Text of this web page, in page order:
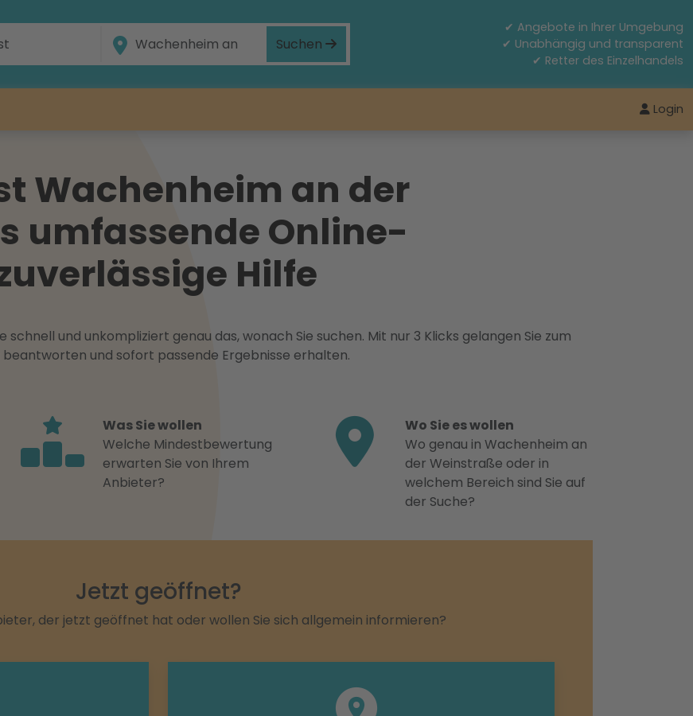
Suchen
✔ Angebote in Ihrer Umgebung
✔ Unabhängig und transparent
✔ Retter des Einzelhandels
Login
Wachenheim an der
umfassende Online-
Hilfe
schnell und unkompliziert genau das, wonach Sie suchen. Mit nur 3 Klicks gelangen Sie zum
und sofort passende Ergebnisse erhalten.
Was Sie wollen
Welche Mindestbewertung
erwarten Sie von Ihrem
Anbieter?
Wo Sie es wollen
Wo genau in Wachenheim an
der Weinstraße oder in
welchem Bereich sind Sie auf
der Suche?
Jetzt geöffnet?
der jetzt geöffnet hat oder wollen Sie sich allgemein informieren?